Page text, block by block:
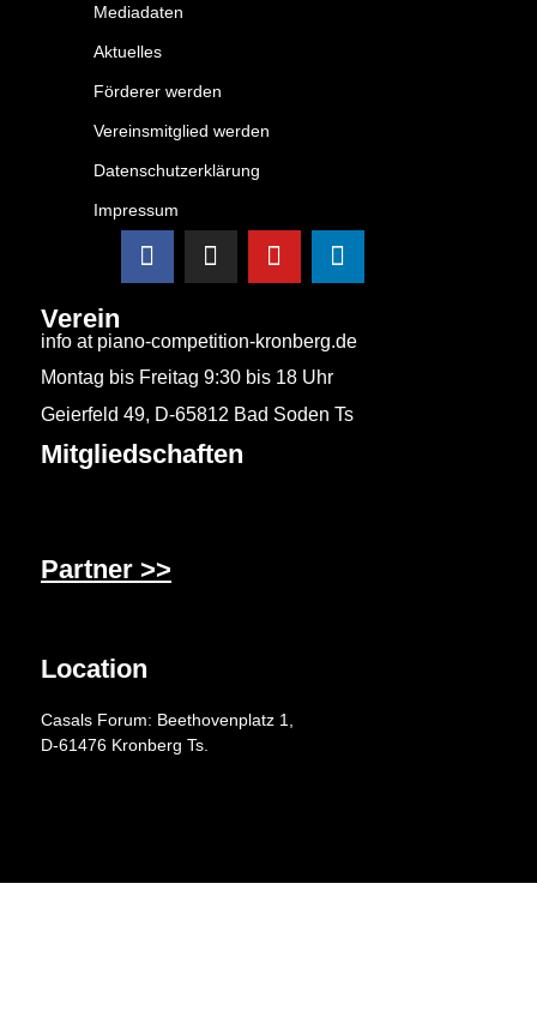
Mediadaten
Aktuelles
Förderer werden
Vereinsmitglied werden
Datenschutzerklärung
Impressum
Verein
info at piano-competition-kronberg.de
Montag bis Freitag 9:30 bis 18 Uhr
Geierfeld 49, D-65812 Bad Soden Ts
Mitgliedschaften
Partner >>
Location
Casals Forum: Beethovenplatz 1,
D-61476 Kronberg Ts.